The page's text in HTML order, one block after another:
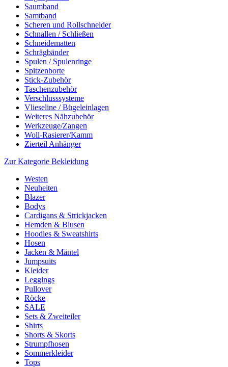
Saumband
Samtband
Scheren und Rollschneider
Schnallen / Schließen
Schneidematten
Schrägbänder
Spulen / Spulenringe
Spitzenborte
Stick-Zubehör
Taschenzubehör
Verschlusssysteme
Vlieseline / Bügeleinlagen
Weiteres Nähzubehör
Werkzeuge/Zangen
Woll-Rasierer/Kamm
Zierteil Anhänger
Zur Kategorie Bekleidung
Westen
Neuheiten
Blazer
Bodys
Cardigans & Strickjacken
Hemden & Blusen
Hoodies & Sweatshirts
Hosen
Jacken & Mäntel
Jumpsuits
Kleider
Leggings
Pullover
Röcke
SALE
Sets & Zweiteiler
Shirts
Shorts & Skorts
Strumpfhosen
Sommerkleider
Tops